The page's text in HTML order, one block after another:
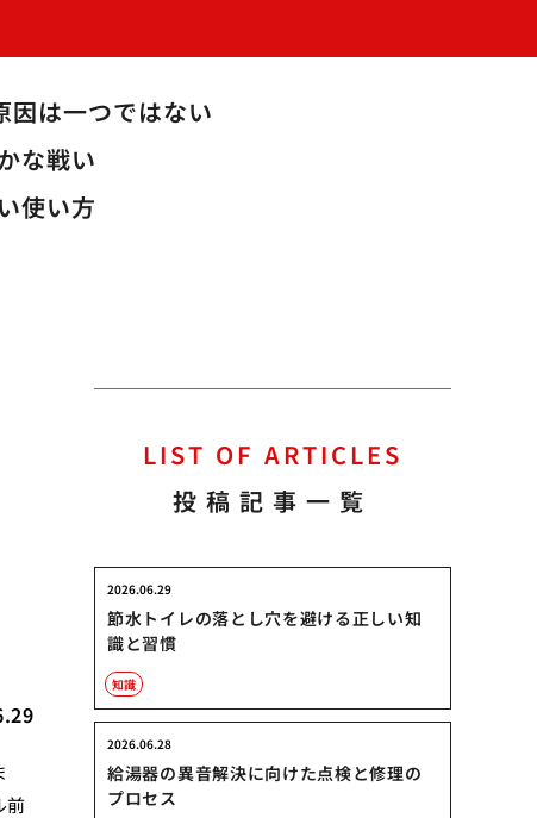
因は一つではない
な戦い
使い方
前
LIST OF ARTICLES
投稿記事一覧
節水トイレの落とし穴を避ける正しい知
識と習慣
2026.06.29
知識
給湯器の異音解決に向けた点検と修理の
プロセス
2026.06.28